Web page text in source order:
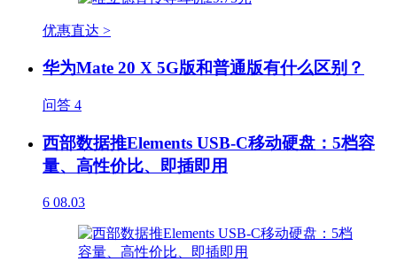
优惠直达 >
华为Mate 20 X 5G版和普通版有什么区别？
问答 4
西部数据推Elements USB-C移动硬盘：5档容
量、高性价比、即插即用
6 08.03